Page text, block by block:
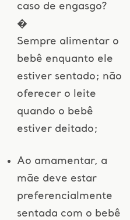
caso de engasgo?
�
Sempre alimentar o
bebê enquanto ele
estiver sentado; não
oferecer o leite
quando o bebê
estiver deitado;
Ao amamentar, a
mãe deve estar
preferencialmente
sentada com o bebê